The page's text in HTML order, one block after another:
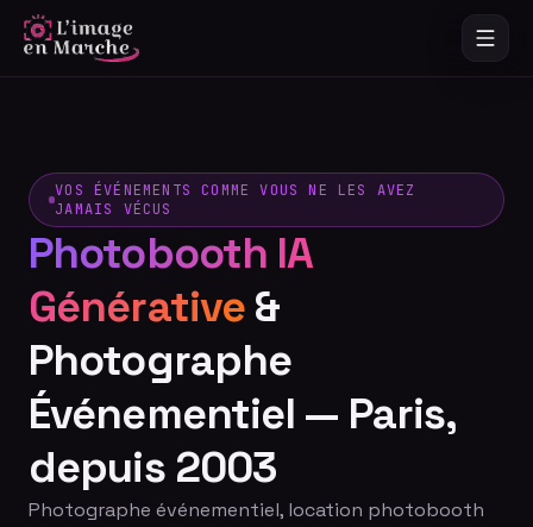
VOS ÉVÉNEMENTS COMME VOUS NE LES AVEZ
JAMAIS VÉCUS
Photobooth IA
Générative&
Photographe
Événementiel — Paris,
depuis 2003
Photographe événementiel, location photobooth